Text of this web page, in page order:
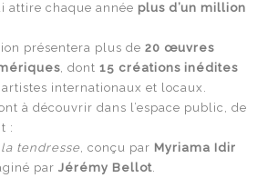
attire chaque année plus d’un million
présentera plus de 20 œuvres
, dont 15 créations inédites
internationaux et locaux.
à découvrir dans l’espace public, de
:
tendresse, conçu par Myriama Idir
par Jérémy Bellot.